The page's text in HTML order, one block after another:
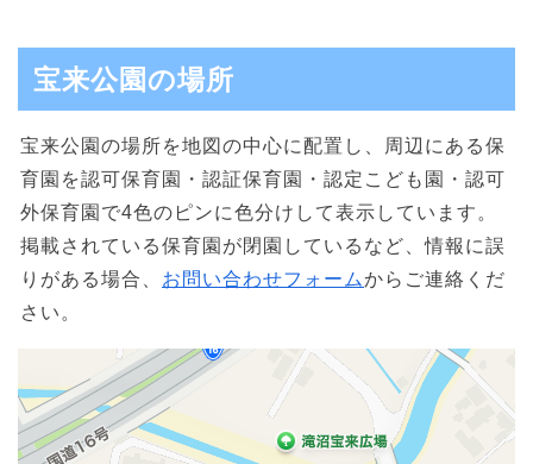
宝来公園の場所
宝来公園の場所を地図の中心に配置し、周辺にある保
育園を認可保育園・認証保育園・認定こども園・認可
外保育園で4色のピンに色分けして表示しています。
掲載されている保育園が閉園しているなど、情報に誤
りがある場合、 お問い合わせフォームからご連絡くだ
さい。